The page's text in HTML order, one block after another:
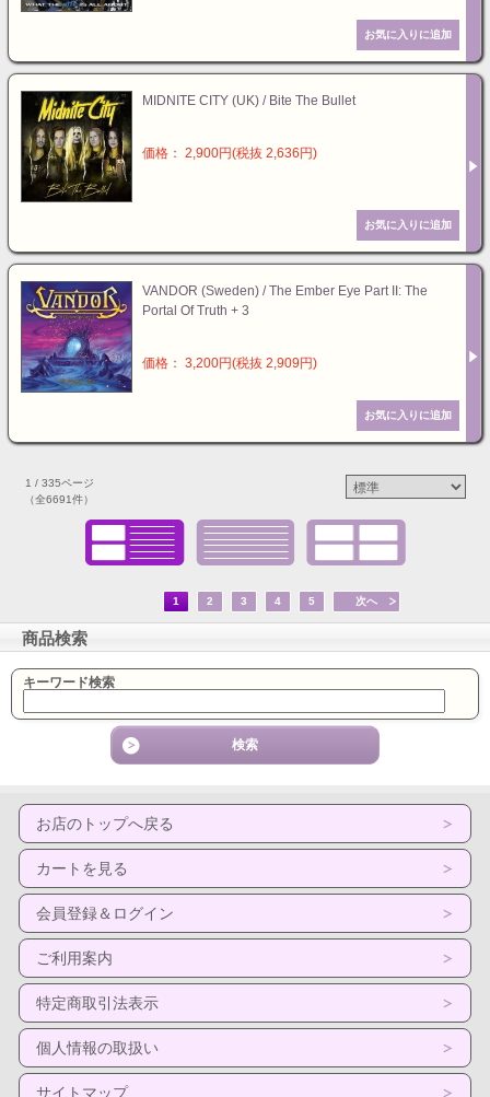
MIDNITE CITY (UK) / Bite The Bullet
価格： 2,900円(税抜 2,636円)
VANDOR (Sweden) / The Ember Eye Part II: The
Portal Of Truth + 3
価格： 3,200円(税抜 2,909円)
1 / 335ページ
（全6691件）
1 2 3 4 5 次へ
商品検索
キーワード検索
お店のトップへ戻る
カートを見る
会員登録＆ログイン
ご利用案内
特定商取引法表示
個人情報の取扱い
サイトマップ